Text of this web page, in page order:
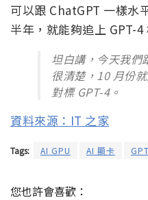
可以跟 ChatGPT 一樣水
半年，就能夠追上 GPT-4
坦白講，今天我們
很清楚，10 月份
對標 GPT-4。
資料來源：IT 之家
Tags: AI GPU AI 顯卡
您也許會喜歡：